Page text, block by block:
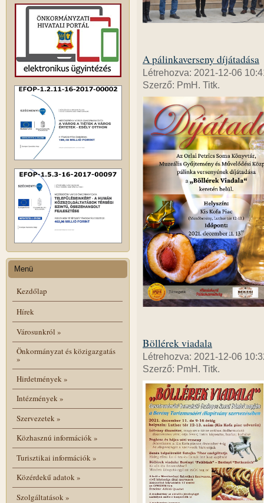
Menü
Kezdőlap
Hírek
Városunkról »
Önkormányzat és közigazgatás
»
Hirdetmények»
Intézmények»
Szervezetek»
Közhasznú információk»
Turisztikai információk»
Közérdekű adatok»
Szolgáltatások»
A pálinkaverseny díjátadása
Létrehozva: 2021-12-06
Szerző: PmH. Titk.
Böllérek viadala
Létrehozva: 2021-12-06
Szerző: PmH. Titk.